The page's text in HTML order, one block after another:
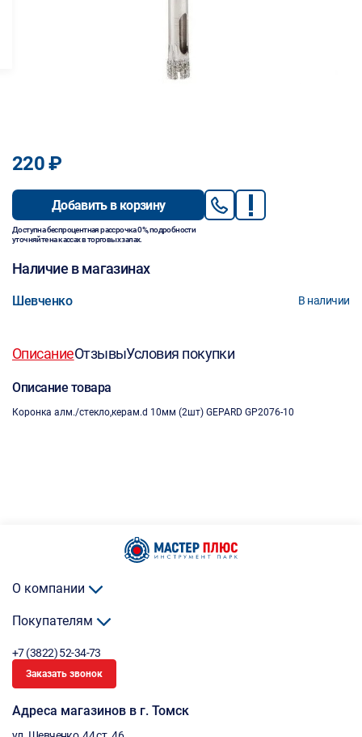
220 ₽
Добавить в корзину
Доступна беспроцентная рассрочка 0%, подробности
уточняйте на кассах в торговых залах.
Наличие в магазинах
Шевченко В наличии
ОписаниеОтзывыУсловия покупки
Описание товара
Коронка алм./стекло,керам.d 10мм (2шт) GEPARD GP2076-10
О компании
Покупателям
+7 (3822) 52-34-73
Заказать звонок
Адреса магазинов в г. Томск